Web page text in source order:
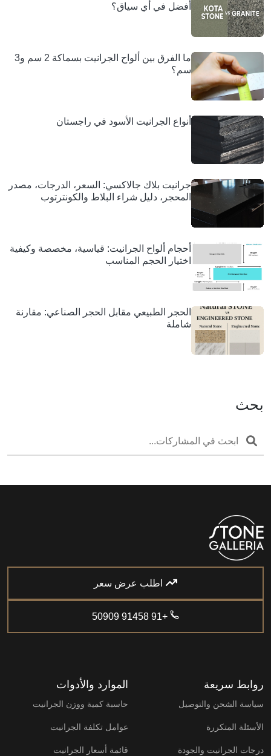
أفضل في أي سياق؟
ما الفرق بين ألواح الجرانيت بسماكة 2 سم و3
سم؟
أنواع الجرانيت الأسود في راجستان
جرانيت بلاك جالاكسي: السعر، الدرجات، مصدر
المحجر، دليل شراء البلاط والكونترتوب
أحجام ألواح الجرانيت: قياسية، مخصصة وكيفية
اختيار الحجم المناسب
الحجر الطبيعي مقابل الحجر الصناعي: مقارنة
شاملة
بحث
اطلب عرض سعر
+91 91458 50909
روابط سريعة
سياسة الشحن والتوصيل
الأسئلة المتكررة
درجات الجرانيت والجودة
الموارد والأدوات
حاسبة كمية ووزن الجرانيت
عوامل تكلفة الجرانيت
قائمة أسعار الجرانيت